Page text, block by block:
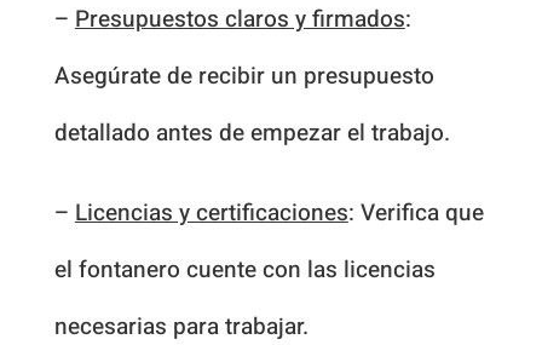
–Presupuestos claros y firmados:
Asegúrate de recibir un presupuesto
detallado antes de empezar el trabajo.
–Licencias y certificaciones: Verifica que
el fontanero cuente con las licencias
necesarias para trabajar.